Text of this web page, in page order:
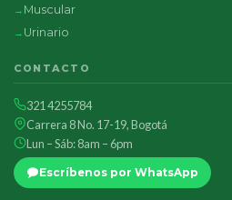
Muscular
Urinario
CONTACTO
321 4255784
Carrera 8 No. 17-19, Bogotá
Lun – Sáb: 8am – 6pm
Escríbenos por WhatsApp